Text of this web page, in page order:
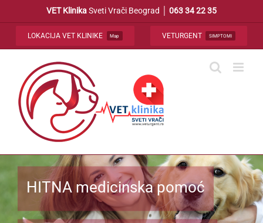
VET KlinikaSveti Vrači Beograd │ 063 34 22 35
LOKACIJA VET KLINIKE Map VETURGENT SIMPTOMI
HITNA medicinska pomoć